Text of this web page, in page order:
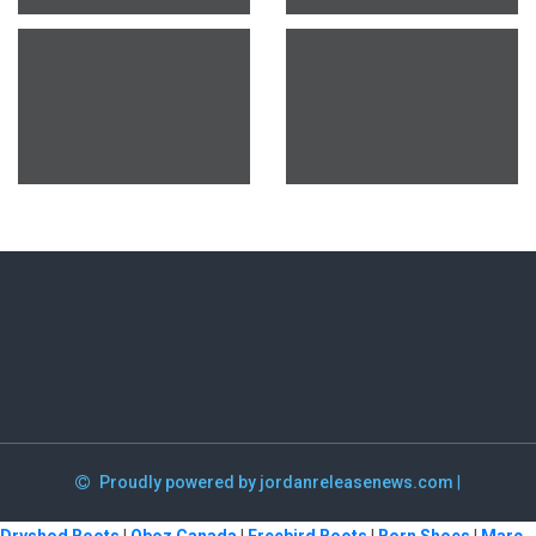
Proudly powered by jordanreleasenews.com